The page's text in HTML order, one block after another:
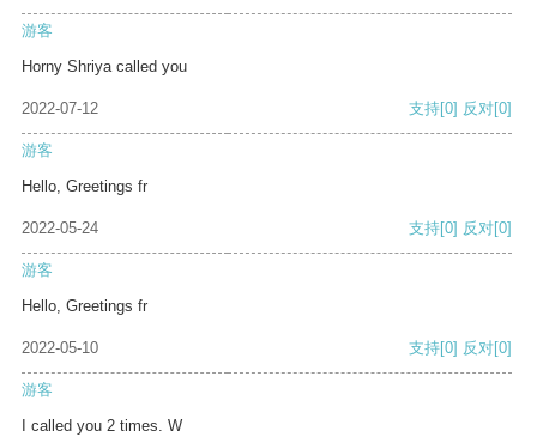
游客
Horny Shriya called you
2022-07-12 支持[0] 反对[0]
游客
Hello, Greetings fr
2022-05-24 支持[0] 反对[0]
游客
Hello, Greetings fr
2022-05-10 支持[0] 反对[0]
游客
I called you 2 times. W